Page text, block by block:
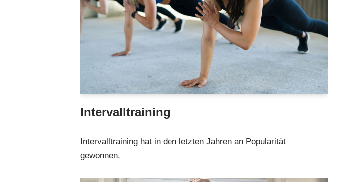
Intervalltraining
Intervalltraining hat in den letzten Jahren an Popularität
gewonnen.